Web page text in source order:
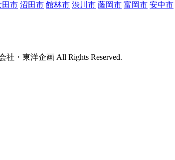
田市 沼田市 館林市 渋川市 藤岡市 富岡市 安中市
社・東洋企画 All Rights Reserved.